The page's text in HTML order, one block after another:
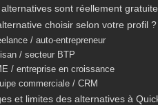
sont réellement
choisir selon votre profil ?
/ auto-entrepreneur
/ secteur BTP
/ entreprise en croissance
commerciale / CRM
et limites des alternatives à